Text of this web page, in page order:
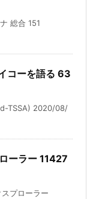
総合 151
コーを語る 63
TSSA) 2020/08/
ーラー 11427
プローラー